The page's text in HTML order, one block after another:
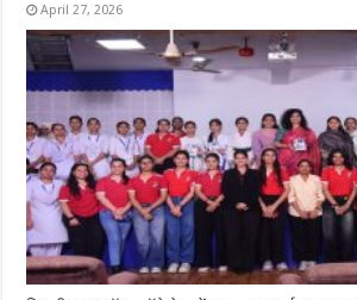
April 27, 2026